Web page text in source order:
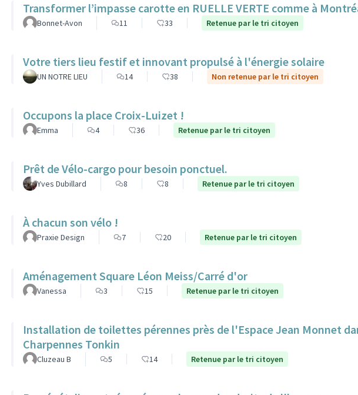
Transformer l’impasse carotte en RUELLE VERTE comme à
Bonnet-Avon 11 33 Retenue par le tri citoyen
Votre tiers lieu festif et innovant propulsé à l'énergie solaire
UN NOTRE LIEU 14 38 Non retenue par le tri citoyen
Occupons la place Croix-Luizet !
Emma 4 36 Retenue par le tri citoyen
Prêt de Vélo-cargo pour besoin ponctuel.
Yves Dubillard 8 8 Retenue par le tri citoyen
À chacun son vélo !
Praxie Design 7 20 Retenue par le tri citoyen
Aménagement Square Léon Meiss/Carré d'or
Vanessa 3 15 Retenue par le tri citoyen
Installation de toilettes pérennes près de l'Espace Jean Monnet
Charpennes Tonkin
Cluzeau B 5 14 Retenue par le tri citoyen